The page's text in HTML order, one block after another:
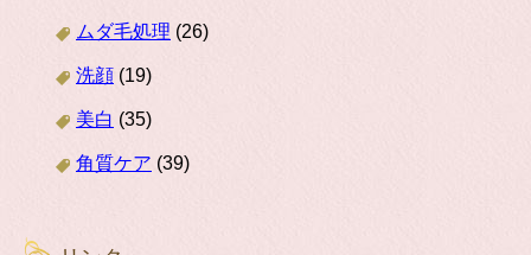
ムダ毛処理 (26)
洗顔 (19)
美白 (35)
角質ケア (39)